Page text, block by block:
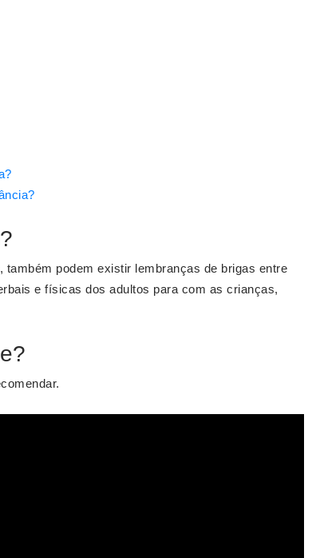
podem existir lembranças de brigas entre
e físicas dos adultos para com as crianças,